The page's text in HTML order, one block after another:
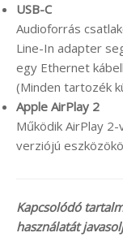
USB-C
Audioforrás
Line-In adapter
egy Ethernet
(Minden tartozék
Apple AirPlay 2
Működik AirPlay
verziójú
Kapcsolódó
használatát